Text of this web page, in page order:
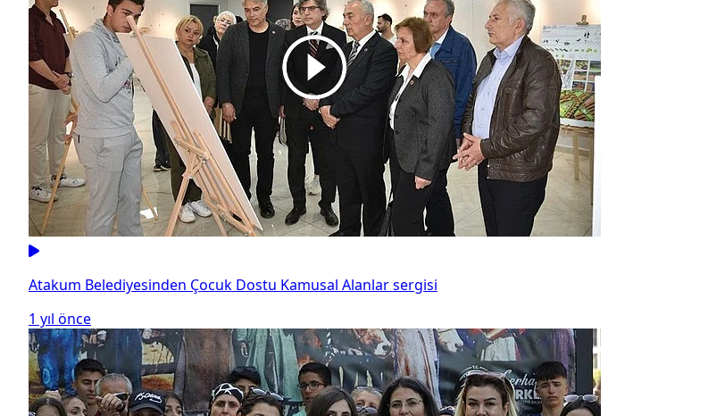
Atakum Belediyesinden Çocuk Dostu Kamusal Alanlar sergisi
1 yıl önce